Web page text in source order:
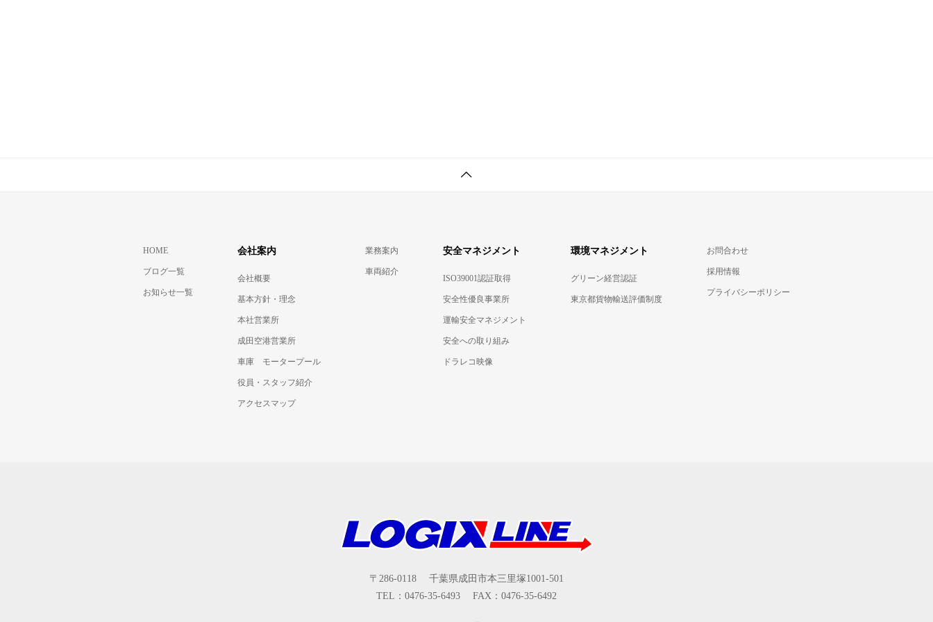
HOME
ブログ一覧
お知らせ一覧
会社案内
会社概要
基本方針・理念
本社営業所
成田空港営業所
車庫 モータープール
役員・スタッフ紹介
アクセスマップ
業務案内
車両紹介
安全マネジメント
ISO39001認証取得
安全性優良事業所
運輸安全マネジメント
安全への取り組み
ドラレコ映像
環境マネジメント
グリーン経営認証
東京都貨物輸送評価制度
お問合わせ
採用情報
プライバシーポリシー
〒286-0118 千葉県成田市本三里塚1001-501
TEL：0476-35-6493 FAX：0476-35-6492